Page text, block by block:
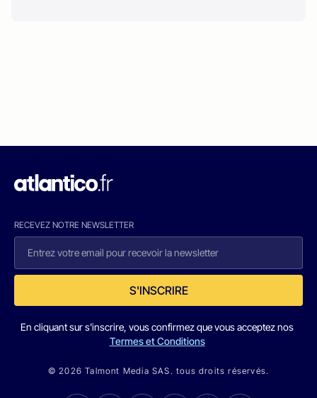
RECEVEZ NOTRE NEWSLETTER
S'INSCRIRE
En cliquant sur s'inscrire, vous confirmez que vous acceptez nos
Termes et Conditions
© 2026 Talmont Media SAS. tous droits réservés.